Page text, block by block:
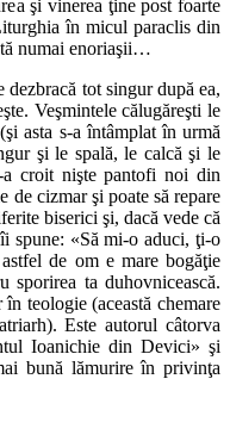
şi vinerea ţine post foarte
în micul paraclis din
numai enoriaşii…
dezbracă tot singur după ea,
Veşmintele călugăreşti le
asta s-a întâmplat în urmă
şi le spală, le calcă şi le
a croit nişte pantofi noi din
de cizmar şi poate să repare
biserici şi, dacă vede că
spune: «Să mi-o aduci, ţi-o
de om e mare bogăţie
sporirea ta duhovnicească.
teologie (această chemare
Este autorul câtorva
Ioanichie din Devici» şi
bună lămurire în privinţa